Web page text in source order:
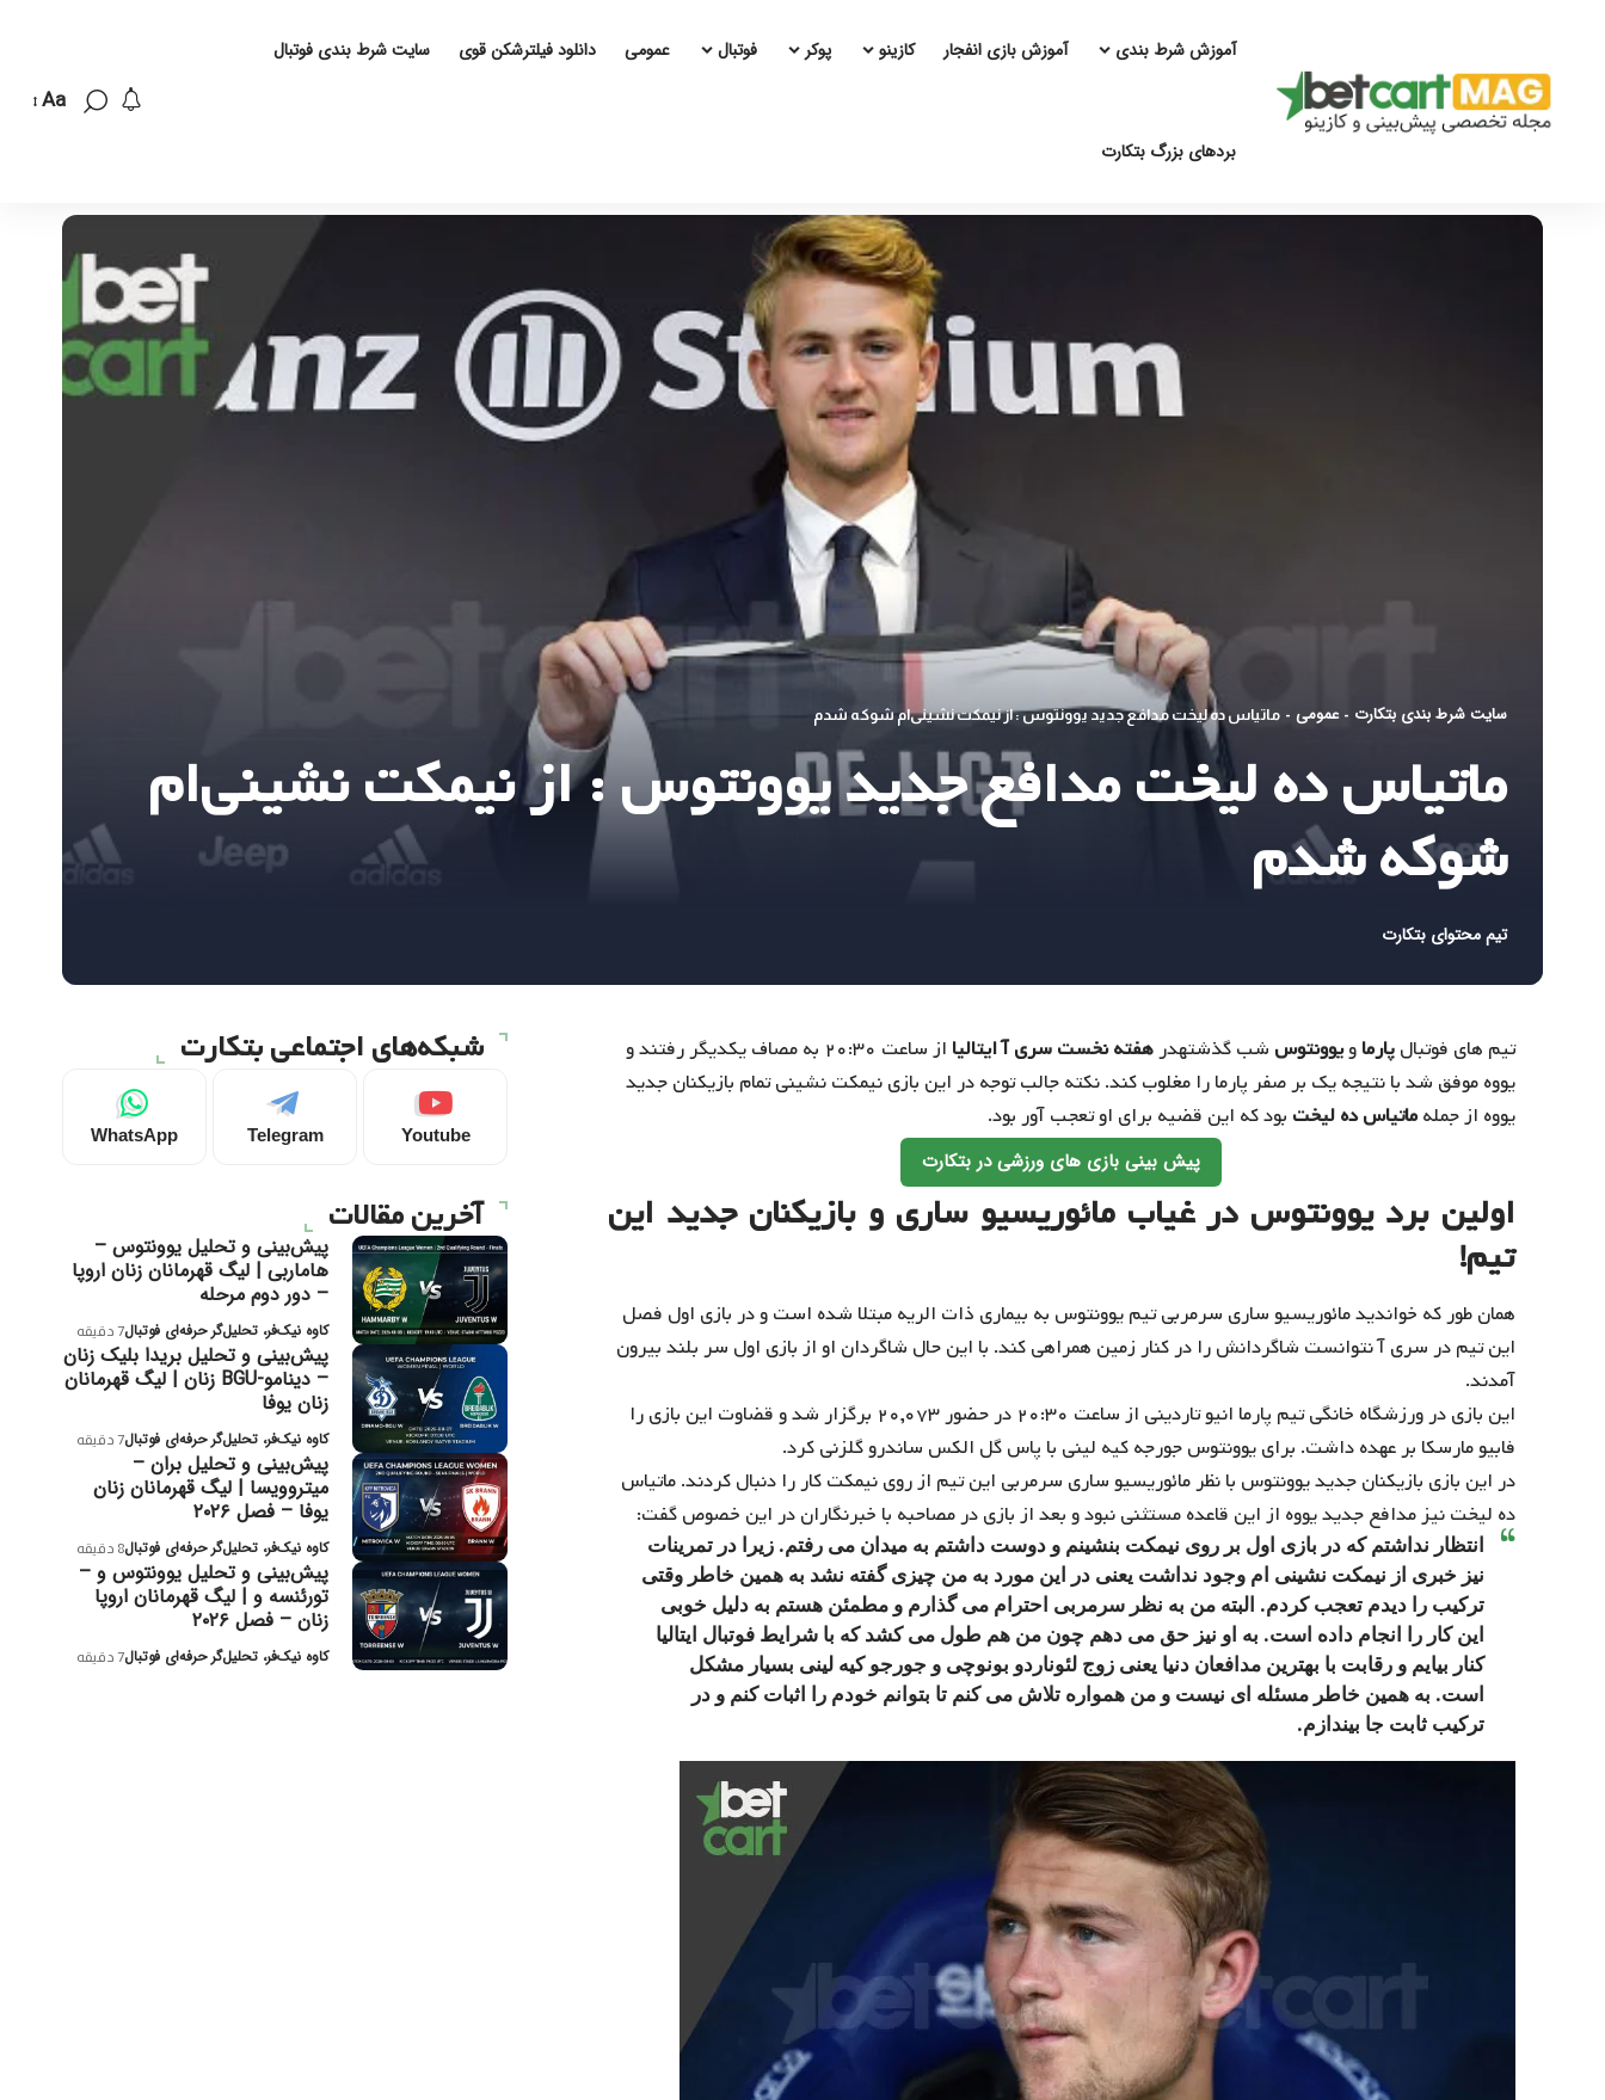
آموزش شرط بندی آموزش بازی انفجار کازینو پوکر فوتبال عمومی دانلود فیلترشکن قوی سایت شرط بندی فوتبال
بردهای بزرگ بتکارت
Aa
سایت شرط بندی بتکارت - عمومی - ماتیاس ده لیخت مدافع جدید یوونتوس : از نیمکت نشینی‌ام شوکه شدم
ماتیاس ده لیخت مدافع جدید یوونتوس : از نیمکت نشینی‌ام
شوکه شدم
تیم محتوای بتکارت
تیم های فوتبالپارماویوونتوس شب گذشتهدرهفته نخست سری آ ایتالیا
از ساعت ۲۰:۳۰ به مصاف یکدیگر رفتند و
یووه موفق شد با نتیجه یک بر صفر پارما را مغلوب کند. نکته جالب توجه در این بازی نیمکت نشینی تمام بازیکنان جدید
یووه از جملهماتیاس ده لیخت بود که این قضیه برای او تعجب آور بود.
پیش بینی بازی های ورزشی در بتکارت
اولین برد یوونتوس در غیاب مائوریسیو ساری و بازیکنان جدید این
تیم!
همان طور که خواندید مائوریسیو ساری سرمربی تیم یوونتوس به بیماری ذات الریه مبتلا شده است و در بازی اول فصل
این تیم در سری آ نتوانست شاگردانش را در کنار زمین همراهی کند. با این حال شاگردان او از بازی اول سر بلند بیرون
آمدند.
این بازی در ورزشگاه خانگی تیم پارما انیو تاردینی از ساعت ۲۰:۳۰ در حضور ۲۰,۰۷۳ برگزار شد و قضاوت این بازی را
فابیو مارسکا بر عهده داشت. برای یوونتوس جورجه کیه لینی با پاس گل الکس ساندرو گلزنی کرد.
در این بازی بازیکنان جدید یوونتوس با نظر مائوریسیو ساری سرمربی این تیم از روی نیمکت کار را دنبال کردند. ماتیاس
ده لیخت نیز مدافع جدید یووه از این قاعده مستثنی نبود و بعد از بازی در مصاحبه با خبرنگاران در این خصوص گفت:
انتظار نداشتم که در بازی اول بر روی نیمکت بنشینم و دوست داشتم به میدان می رفتم. زیرا در تمرینات
نیز خبری از نیمکت نشینی ام وجود نداشت یعنی در این مورد به من چیزی گفته نشد به همین خاطر وقتی
ترکیب را دیدم تعجب کردم. البته من به نظر سرمربی احترام می گذارم و مطمئن هستم به دلیل خوبی
این کار را انجام داده است. به او نیز حق می دهم چون من هم طول می کشد که با شرایط فوتبال ایتالیا
کنار بیایم و رقابت با بهترین مدافعان دنیا یعنی زوج لئوناردو بونوچی و جورجو کیه‌ لینی بسیار مشکل
است. به همین خاطر مسئله ای نیست و من همواره تلاش می کنم تا بتوانم خودم را اثبات کنم و در
ترکیب ثابت جا بیندازم.
شبکه‌های اجتماعی بتکارت
Youtube
Telegram
WhatsApp
آخرین مقالات
پیش‌بینی و تحلیل یوونتوس –
هاماربی | لیگ قهرمانان زنان اروپا
– دور دوم مرحله
کاوه نیک‌فر، تحلیل‌گر حرفه‌ای فوتبال7 دقیقه
پیش‌بینی و تحلیل بریدا بلیک زنان
– دینامو-BGU زنان | لیگ قهرمانان
زنان یوفا
کاوه نیک‌فر، تحلیل‌گر حرفه‌ای فوتبال7 دقیقه
پیش‌بینی و تحلیل بران –
میتروویسا | لیگ قهرمانان زنان
یوفا – فصل ۲۰۲۶
کاوه نیک‌فر، تحلیل‌گر حرفه‌ای فوتبال8 دقیقه
پیش‌بینی و تحلیل یوونتوس و –
تورئنسه و | لیگ قهرمانان اروپا
زنان – فصل ۲۰۲۶
کاوه نیک‌فر، تحلیل‌گر حرفه‌ای فوتبال7 دقیقه